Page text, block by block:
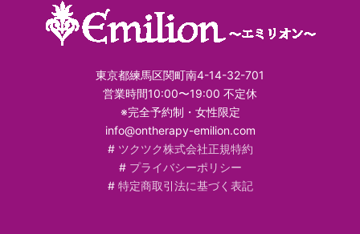
東京都練馬区関町南4-14-32-701
営業時間10:00〜19:00 不定休
※完全予約制・女性限定
info@ontherapy-emilion.com
# ツクツク株式会社正規特約
# プライバシーポリシー
# 特定商取引法に基づく表記